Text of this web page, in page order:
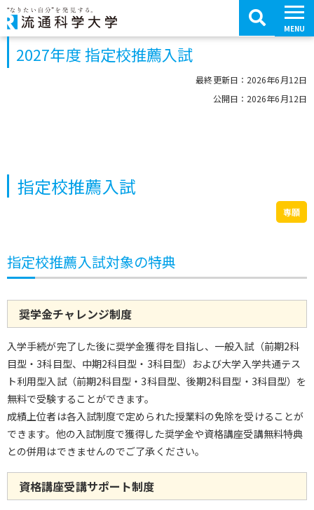
コ
ン
テ
ン MENU
2027年度 指定校推薦入試
最終更新日：2026年6月12日
公開日：2026年6月12日
指定校推薦入試
専願
指定校推薦入試対象の特典
奨学金チャレンジ制度
入学手続が完了した後に奨学金獲得を目指し、一般入試（前期2科
目型・3科目型、中期2科目型・3科目型）および大学入学共通テス
ト利用型入試（前期2科目型・3科目型、後期2科目型・3科目型）を
無料で受験することができます。
成績上位者は各入試制度で定められた授業料の免除を受けることが
できます。他の入試制度で獲得した奨学金や資格講座受講無料特典
との併用はできませんのでご了承ください。
資格講座受講サポート制度